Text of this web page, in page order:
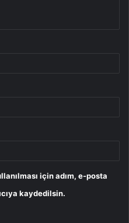
için adım, e-posta
kaydedilsin.